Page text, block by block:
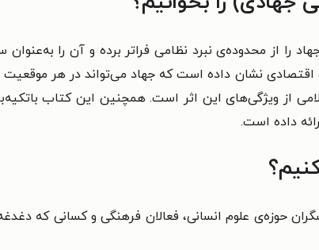
را از محدوده‌ی نبرد نظامی فراتر برده و آن را
اقتصادی نشان داده است که جهاد می‌تواند در هر موقعیت
از ویژگی‌های این اثر است. همچنین این کتاب
داده است.
حوزه‌ی علوم انسانی، فعالان فرهنگی و کسانی که